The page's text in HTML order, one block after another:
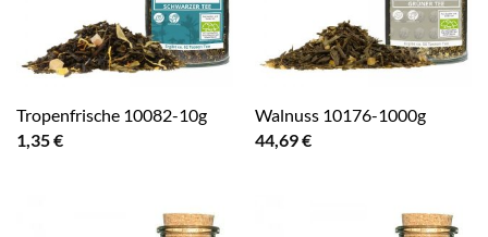
Tropenfrische 10082-10g
1,35€
Walnuss 10176-1000g
44,69€